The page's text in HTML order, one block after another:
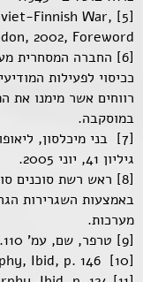
Finnish War,
2002, Foreword.
[6] החברה המסחרית
ככיסוי לפעילות
רווחים אשר מימנו את
במוסקבה.
[7] בני מיכלסון,
גיליון 41, יוני 2005.
[8] ראש רשת סוכנים
באמצעות השגרירות
מערכות.
[9] טרפר, שם, עמ' 110.
[10] Murphy, Ibid, p. 146.